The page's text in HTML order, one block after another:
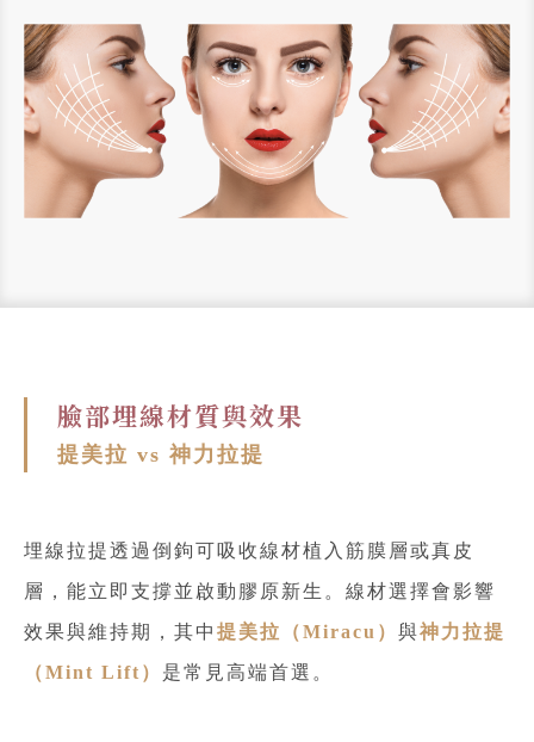
臉部埋線材質與效果
提美拉 vs 神力拉提
埋線拉提透過倒鉤可吸收線材植入筋膜層或真皮
層，能立即支撐並啟動膠原新生。線材選擇會影響
效果與維持期，其中 提美拉（Miracu） 與神力拉提
（Mint Lift） 是常見高端首選。